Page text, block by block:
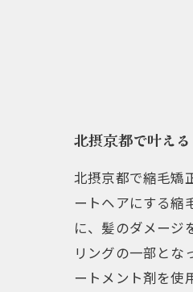
北摂京都で叶える
北摂京都で縮毛矯
ートヘアにする縮
に、髪のダメージ
リングの一部とな
ートメント剤を使